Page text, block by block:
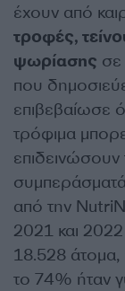
έχουν από
τροφές,
ψωρίασης σε
που
επιβεβαίωσε
τρόφιμα
από την
2021 και 2022
18.528 άτομα,
το 74% ήταν